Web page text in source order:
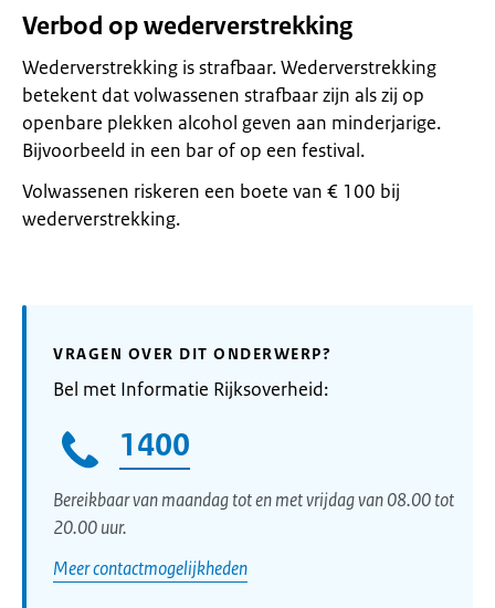
Verbod op wederverstrekking
Wederverstrekking is strafbaar. Wederverstrekking
betekent dat volwassenen strafbaar zijn als zij op
openbare plekken alcohol geven aan minderjarige.
Bijvoorbeeld in een bar of op een festival.
Volwassenen riskeren een boete van € 100 bij
wederverstrekking.
VRAGEN OVER DIT ONDERWERP?
Bel met Informatie Rijksoverheid:
1400
Bereikbaar van maandag tot en met vrijdag van 08.00 tot
20.00 uur.
Meer contactmogelijkheden